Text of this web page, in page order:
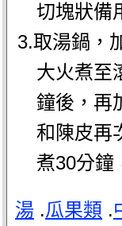
切塊狀備
3.取湯鍋，
大火煮至
鐘後，再
和陳皮再
煮30分鐘
湯 .瓜果類 .